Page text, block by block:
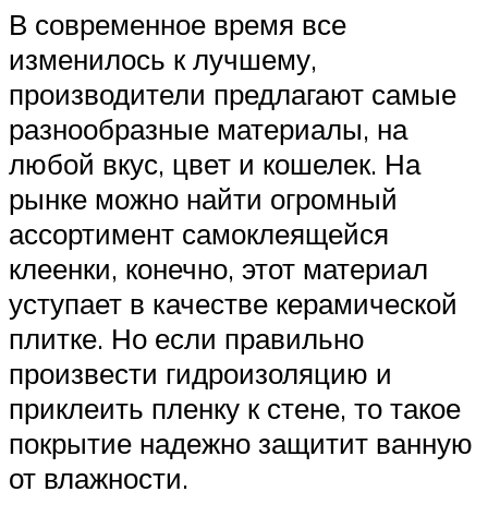
В современное время все
изменилось к лучшему,
производители предлагают самые
разнообразные материалы, на
любой вкус, цвет и кошелек. На
рынке можно найти огромный
ассортимент самоклеящейся
клеенки, конечно, этот материал
уступает в качестве керамической
плитке. Но если правильно
произвести гидроизоляцию и
приклеить пленку к стене, то такое
покрытие надежно защитит ванную
от влажности.